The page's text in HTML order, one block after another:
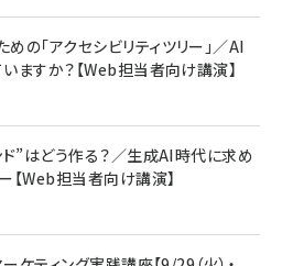
の「アクセシビリティツリー」／AI
ますか？【Web担当者向け講演】
”はどう作る？／生成AI時代に求め
Web担当者向け講演】